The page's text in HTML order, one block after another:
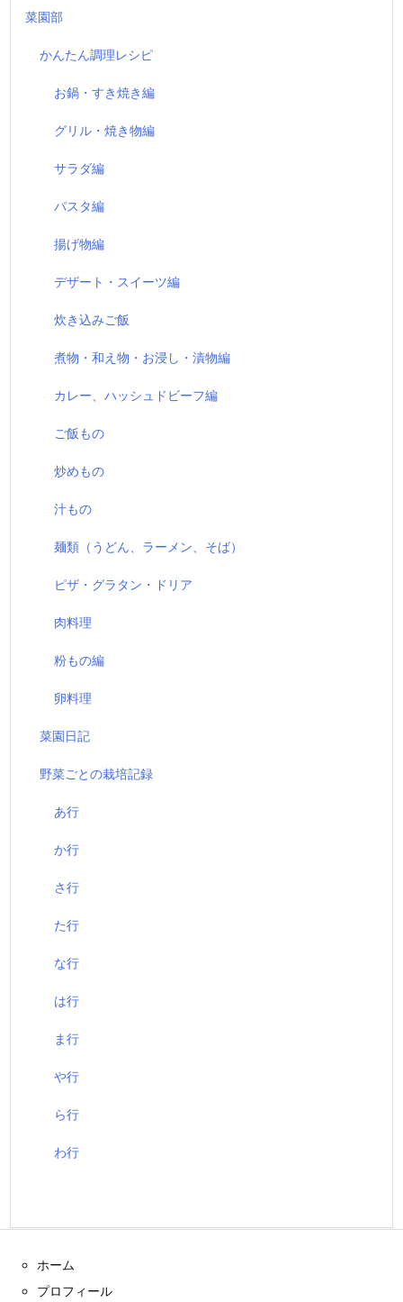
菜園部
かんたん調理レシピ
お鍋・すき焼き編
グリル・焼き物編
サラダ編
パスタ編
揚げ物編
デザート・スイーツ編
炊き込みご飯
煮物・和え物・お浸し・漬物編
カレー、ハッシュドビーフ編
ご飯もの
炒めもの
汁もの
麺類（うどん、ラーメン、そば）
ピザ・グラタン・ドリア
肉料理
粉もの編
卵料理
菜園日記
野菜ごとの栽培記録
あ行
か行
さ行
た行
な行
は行
ま行
や行
ら行
わ行
ホーム
プロフィール